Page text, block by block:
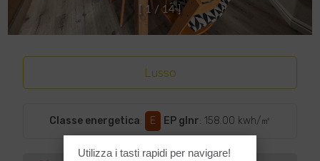
1 / 14 ]
Lusso
Classe energetica: E EP glnr: 158.00 kwh/㎡
Utilizza i tasti rapidi per navigare!